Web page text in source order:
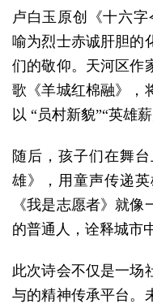
卢白玉原创《十六
喻为烈士赤诚肝胆的
们的敬仰。天河区作
歌《羊城红棉融》，
以 “员村新貌”“英雄
随后，孩子们在舞
雄》，用童声传递
《我是志愿者》就
的普通人，诠释城市
此次诗会不仅是一场
与的精神传承平台。